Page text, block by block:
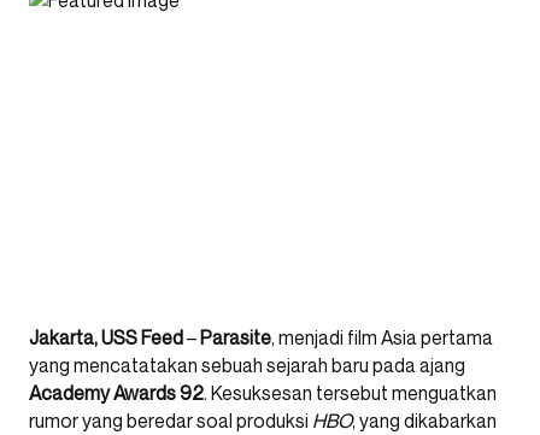
Jakarta, USS Feed– Parasite, menjadi film Asia pertama
yang mencatatakan sebuah sejarah baru pada ajang
Academy Awards 92. Kesuksesan tersebut menguatkan
rumor yang beredar soal produksi HBO, yang dikabarkan